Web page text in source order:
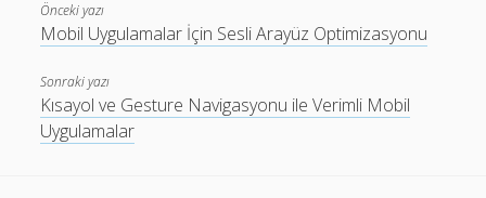
Önceki yazı
Mobil Uygulamalar İçin Sesli Arayüz Optimizasyonu
Sonraki yazı
Kısayol ve Gesture Navigasyonu ile Verimli Mobil
Uygulamalar